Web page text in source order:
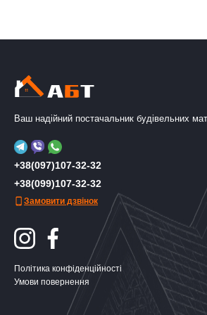
Ваш надійний постачальник будівельних
+38(097)107-32-32
+38(099)107-32-32
Замовити дзвінок
Політика конфіденційності
Умови повернення